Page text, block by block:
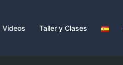
Videos Taller y Clases